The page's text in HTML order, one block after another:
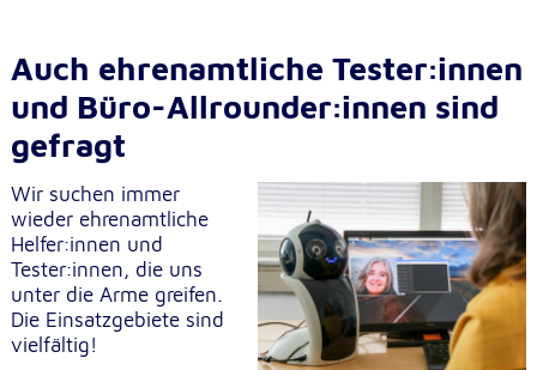
Auch ehrenamtliche Tester:innen
und Büro-Allrounder:innen sind
gefragt
Wir suchen immer
wieder ehrenamtliche
Helfer:innen und
Tester:innen, die uns
unter die Arme greifen.
Die Einsatzgebiete sind
vielfältig!
1 Jahr
Einverständnis-Cookie
Name:
cookie_consent
Zweck:
Dieser Cookie speichert die ausgewählten
Einverständnis-Optionen des Benutzers
Cookie Laufzeit: